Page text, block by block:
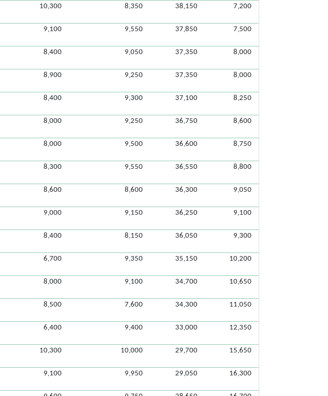
10,300 8,350 38,150 7,200
9,100 9,550 37,850 7,500
8,400 9,050 37,350 8,000
8,900 9,250 37,350 8,000
8,400 9,300 37,100 8,250
8,000 9,250 36,750 8,600
8,000 9,500 36,600 8,750
8,300 9,550 36,550 8,800
8,600 8,600 36,300 9,050
9,000 9,150 36,250 9,100
8,400 8,150 36,050 9,300
6,700 9,350 35,150 10,200
8,000 9,100 34,700 10,650
8,500 7,600 34,300 11,050
6,400 9,400 33,000 12,350
10,300 10,000 29,700 15,650
9,100 9,950 29,050 16,300